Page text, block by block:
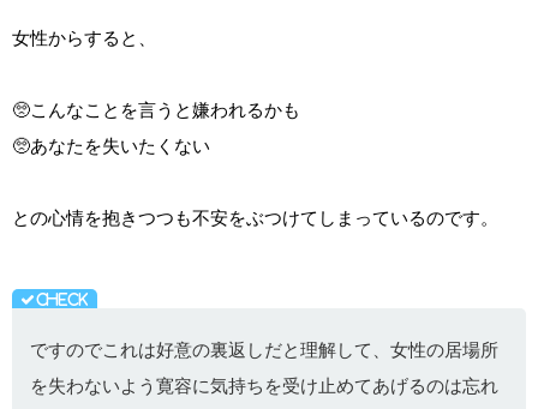
女性からすると、
🥺こんなことを言うと嫌われるかも
🥺あなたを失いたくない
との心情を抱きつつも不安をぶつけてしまっているのです。
ですのでこれは好意の裏返しだと理解して、女性の居場所
を失わないよう寛容に気持ちを受け止めてあげるのは忘れ